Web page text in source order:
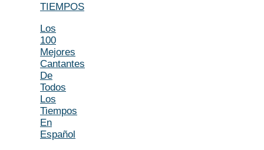
TIEMPOS
Los
100
Mejores
Cantantes
De
Todos
Los
Tiempos
En
Español